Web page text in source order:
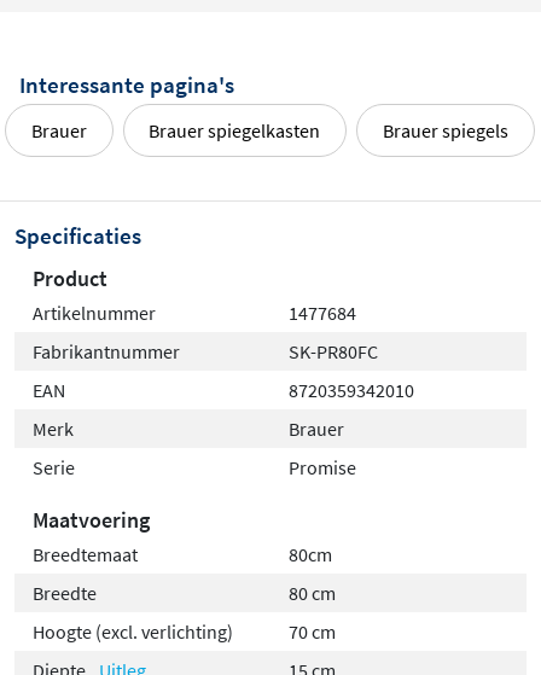
Interessante pagina's
Brauer Brauer spiegelkasten Brauer spiegels
Specificaties
Product
Artikelnummer
1477684
Fabrikantnummer
SK-PR80FC
EAN
8720359342010
Merk
Brauer
Serie
Promise
Maatvoering
Breedtemaat
80cm
Breedte
80 cm
Hoogte (excl. verlichting)
70 cm
Diepte Uitleg 15 cm